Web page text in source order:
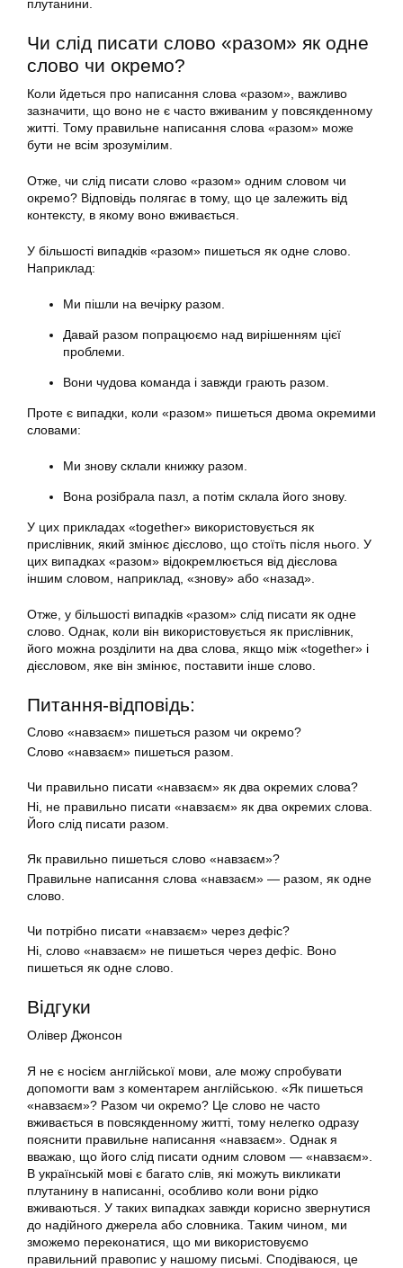
плутанини.
Чи слід писати слово «разом» як одне
слово чи окремо?
Коли йдеться про написання слова «разом», важливо
зазначити, що воно не є часто вживаним у повсякденному
житті. Тому правильне написання слова «разом» може
бути не всім зрозумілим.
Отже, чи слід писати слово «разом» одним словом чи
окремо? Відповідь полягає в тому, що це залежить від
контексту, в якому воно вживається.
У більшості випадків «разом» пишеться як одне слово.
Наприклад:
Ми пішли на вечірку разом.
Давай разом попрацюємо над вирішенням цієї
проблеми.
Вони чудова команда і завжди грають разом.
Проте є випадки, коли «разом» пишеться двома окремими
словами:
Ми знову склали книжку разом.
Вона розібрала пазл, а потім склала його знову.
У цих прикладах «together» використовується як
прислівник, який змінює дієслово, що стоїть після нього. У
цих випадках «разом» відокремлюється від дієслова
іншим словом, наприклад, «знову» або «назад».
Отже, у більшості випадків «разом» слід писати як одне
слово. Однак, коли він використовується як прислівник,
його можна розділити на два слова, якщо між «together» і
дієсловом, яке він змінює, поставити інше слово.
Питання-відповідь:
Слово «навзаєм» пишеться разом чи окремо?
Слово «навзаєм» пишеться разом.
Чи правильно писати «навзаєм» як два окремих слова?
Ні, не правильно писати «навзаєм» як два окремих слова.
Його слід писати разом.
Як правильно пишеться слово «навзаєм»?
Правильне написання слова «навзаєм» — разом, як одне
слово.
Чи потрібно писати «навзаєм» через дефіс?
Ні, слово «навзаєм» не пишеться через дефіс. Воно
пишеться як одне слово.
Відгуки
Олівер Джонсон
Я не є носієм англійської мови, але можу спробувати
допомогти вам з коментарем англійською. «Як пишеться
«навзаєм»? Разом чи окремо? Це слово не часто
вживається в повсякденному житті, тому нелегко одразу
пояснити правильне написання «навзаєм». Однак я
вважаю, що його слід писати одним словом — «навзаєм».
В українській мові є багато слів, які можуть викликати
плутанину в написанні, особливо коли вони рідко
вживаються. У таких випадках завжди корисно звернутися
до надійного джерела або словника. Таким чином, ми
зможемо переконатися, що ми використовуємо
правильний правопис у нашому письмі. Сподіваюся, це